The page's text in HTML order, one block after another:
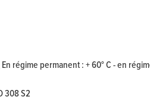
En régime permanent : + 60° C - en
308 S2